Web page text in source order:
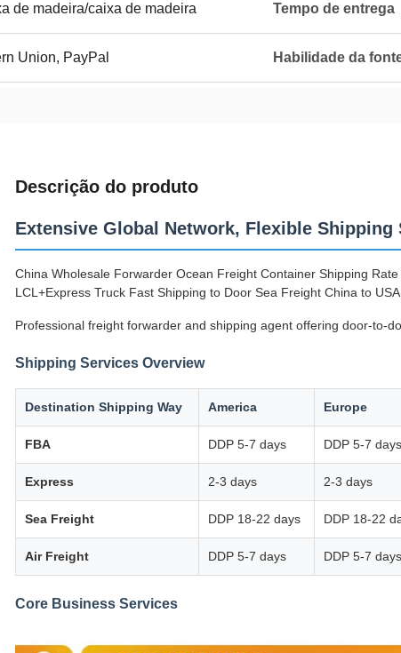
de madeira/caixa de madeira Tempo de entrega
Union, PayPal Habilidade da
Descrição do produto
Extensive Global Network, Flexible Shipping
China Wholesale Forwarder Ocean Freight Container Shipping
LCL+Express Truck Fast Shipping to Door Sea Freight China to USA
Professional freight forwarder and shipping agent offering door-to-
Shipping Services Overview
Destination Shipping Way America Europe
FBA DDP 5-7 days DDP 5-7 days
Express 2-3 days 2-3 days
Sea Freight DDP 18-22 days DDP 18-22
Air Freight DDP 5-7 days DDP 5-7 days
Core Business Services